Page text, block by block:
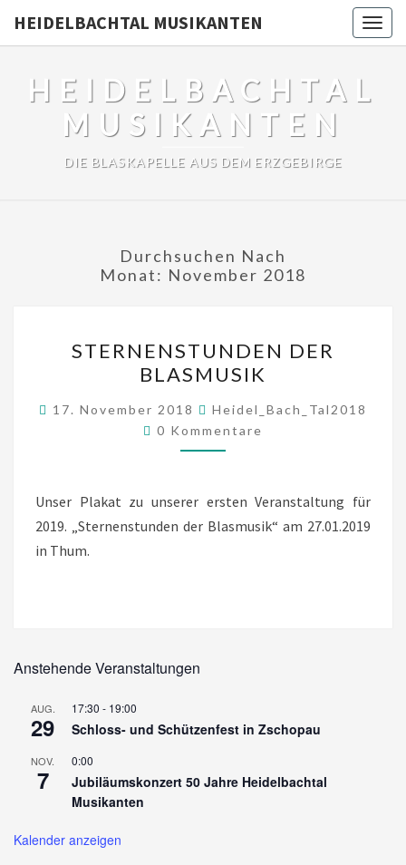
HEIDELBACHTAL MUSIKANTEN
HEIDELBACHTAL
MUSIKANTEN
DIE BLASKAPELLE AUS DEM ERZGEBIRGE
Durchsuchen Nach
Monat: November 2018
DER
BLASMUSIK
STERNENSTUNDEN DER
BLASMUSIK
17. November 2018
Heidel_Bach_Tal2018
Kommentare
0 Kommentare
Unser Plakat zu unserer ersten Veranstaltung für
2019. „Sternenstunden der Blasmusik“ am 27.01.2019
in Thum.
Anstehende Veranstaltungen
AUG.
29
17:30 - 19:00
Schloss- und Schützenfest in Zschopau
NOV.
7
0:00
Jubiläumskonzert 50 Jahre Heidelbachtal
Musikanten
Kalender anzeigen